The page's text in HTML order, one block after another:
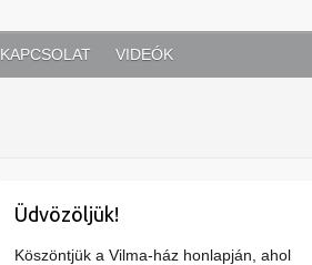
KAPCSOLAT VIDEÓK
Üdvözöljük!
Köszöntjük a Vilma-ház honlapján, ahol